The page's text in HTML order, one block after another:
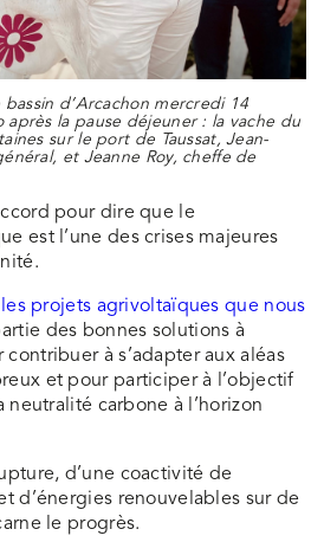
d’Arcachon mercredi 14
la pause déjeuner : la vache du
sur le port de Taussat, Jean-
et Jeanne Roy, cheffe de
pour dire que le
est l’une des crises majeures
les projets agrivoltaïques que nous
des bonnes solutions à
à s’adapter aux aléas
et pour participer à l’objectif
carbone à l’horizon
d’une coactivité de
d’énergies renouvelables sur de
le progrès.